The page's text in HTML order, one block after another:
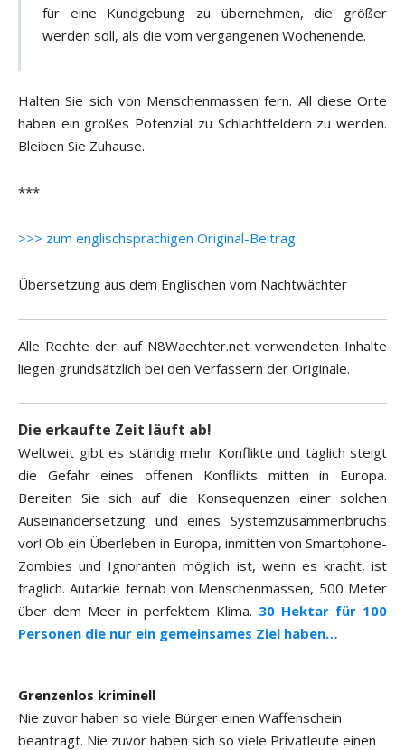
für eine Kundgebung zu übernehmen, die größer
werden soll, als die vom vergangenen Wochenende.
Halten Sie sich von Menschenmassen fern. All diese Orte
haben ein großes Potenzial zu Schlachtfeldern zu werden.
Bleiben Sie Zuhause.
***
>>> zum englischsprachigen Original-Beitrag
Übersetzung aus dem Englischen vom Nachtwächter
Alle Rechte der auf N8Waechter.net verwendeten Inhalte
liegen grundsätzlich bei den Verfassern der Originale.
Die erkaufte Zeit läuft ab!
Weltweit gibt es ständig mehr Konflikte und täglich steigt
die Gefahr eines offenen Konflikts mitten in Europa.
Bereiten Sie sich auf die Konsequenzen einer solchen
Auseinandersetzung und eines Systemzusammenbruchs
vor! Ob ein Überleben in Europa, inmitten von Smartphone-
Zombies und Ignoranten möglich ist, wenn es kracht, ist
fraglich. Autarkie fernab von Menschenmassen, 500 Meter
über dem Meer in perfektem Klima. 30 Hektar für 100
Personen die nur ein gemeinsames Ziel haben…
Grenzenlos kriminell
Nie zuvor haben so viele Bürger einen Waffenschein
beantragt. Nie zuvor haben sich so viele Privatleute einen